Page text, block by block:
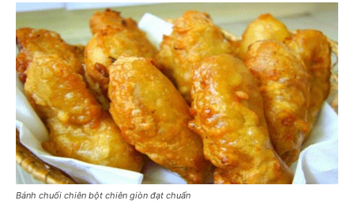
Bánh chuối chiên bột chiên giòn đạt chuẩn